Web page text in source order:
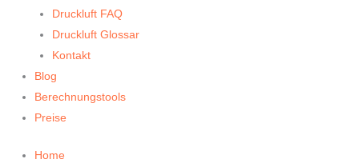
Druckluft FAQ
Druckluft Glossar
Kontakt
Blog
Berechnungstools
Preise
Home